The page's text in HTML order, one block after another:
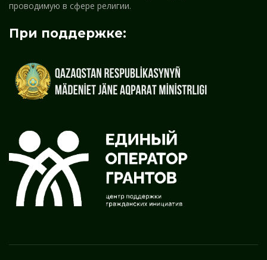
проводимую в сфере религии.
При поддержке: